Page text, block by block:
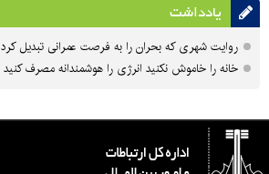
یادداشت
روایت شهری که بحران را به فرصت عمرانی تبدیل کرد
خانه را خاموش نکنید انرژی را هوشمندانه مصرف کنید